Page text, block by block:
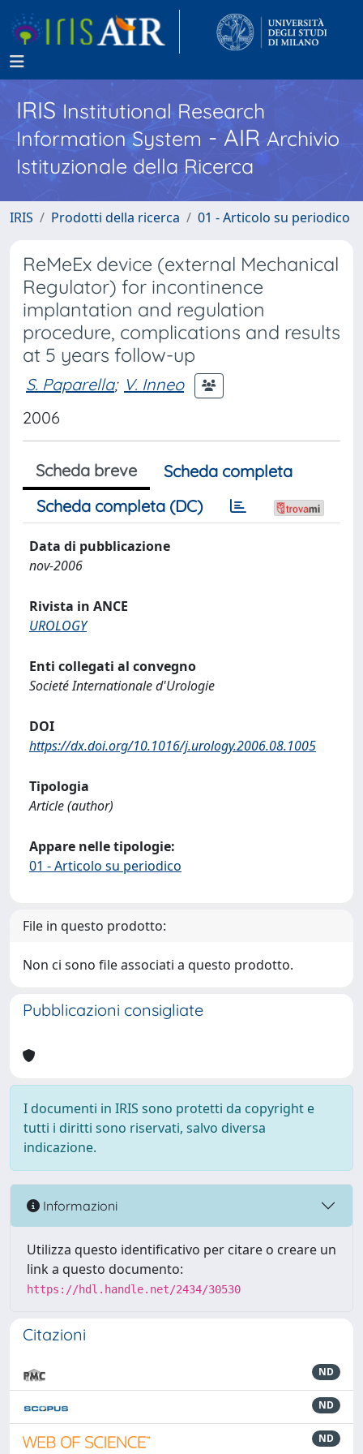
IRISInstitutional Research
Information System - AIR Archivio
Istituzionale della Ricerca
IRIS Prodotti della ricerca 01 - Articolo su periodico
ReMeEx device (external Mechanical
Regulator) for incontinence
implantation and regulation
procedure, complications and results
at 5 years follow-up
S. Paparella; V. Inneo
2006
Scheda breve
Scheda completa
Scheda completa (DC)
Data di pubblicazione
nov-2006
Rivista in ANCE
UROLOGY
Enti collegati al convegno
Societé Internationale d'Urologie
DOI
https://dx.doi.org/10.1016/j.urology.2006.08.1005
Tipologia
Article (author)
Appare nelle tipologie:
01 - Articolo su periodico
File in questo prodotto:
Non ci sono file associati a questo prodotto.
Pubblicazioni consigliate
I documenti in IRIS sono protetti da copyright e
tutti i diritti sono riservati, salvo diversa
indicazione.
Informazioni
Utilizza questo identificativo per citare o creare un
link a questo documento:
https://hdl.handle.net/2434/30530
Citazioni
ND
ND
ND